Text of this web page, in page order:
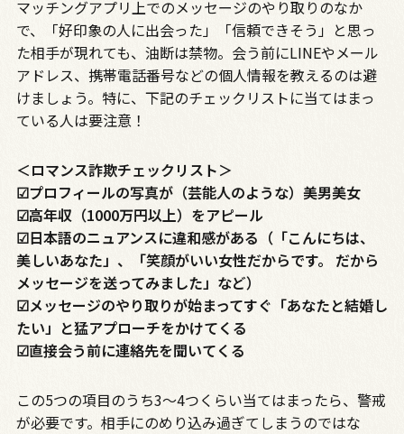
マッチングアプリ上でのメッセージのやり取りのなか
で、「好印象の人に出会った」「信頼できそう」と思っ
た相手が現れても、油断は禁物。会う前にLINEやメール
アドレス、携帯電話番号などの個人情報を教えるのは避
けましょう。特に、下記のチェックリストに当てはまっ
ている人は要注意！
＜ロマンス詐欺チェックリスト＞
☑プロフィールの写真が（芸能人のような）美男美女
☑高年収（1000万円以上）をアピール
☑日本語のニュアンスに違和感がある（「こんにちは、
美しいあなた」、「笑顔がいい女性だからです。 だから
メッセージを送ってみました」など）
☑メッセージのやり取りが始まってすぐ「あなたと結婚し
たい」と猛アプローチをかけてくる
☑直接会う前に連絡先を聞いてくる
この5つの項目のうち3～4つくらい当てはまったら、警戒
が必要です。相手にのめり込み過ぎてしまうのではな